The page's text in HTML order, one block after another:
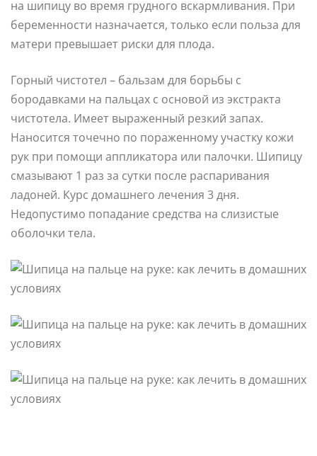
на шипицу во время грудного вскармливания. При
беременности назначается, только если польза для
матери превышает риски для плода.
Горный чистотел – бальзам для борьбы с
бородавками на пальцах с основой из экстракта
чистотела. Имеет выраженный резкий запах.
Наносится точечно по пораженному участку кожи
рук при помощи аппликатора или палочки. Шипицу
смазывают 1 раз за сутки после распаривания
ладоней. Курс домашнего лечения 3 дня.
Недопустимо попадание средства на слизистые
оболочки тела.